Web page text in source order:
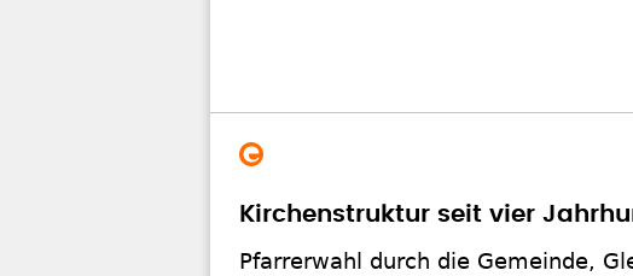
Kirchenstruktur seit vier
Pfarrerwahl durch die Gemeinde,